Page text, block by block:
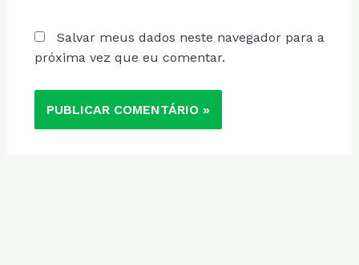
Salvar meus dados neste navegador para a
próxima vez que eu comentar.